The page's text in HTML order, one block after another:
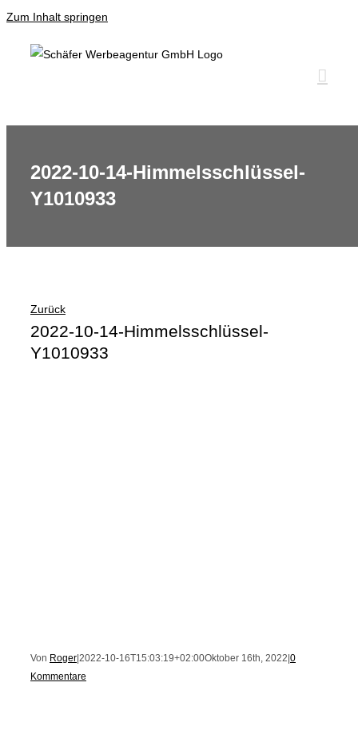
Zum Inhalt springen
2022-10-14-Himmelsschlüssel-
Y1010933
Zurück
2022-10-14-Himmelsschlüssel-
Y1010933
Von Roger 2022-10-16T15:03:19+02:00Oktober 16th, 2022 0
Kommentare